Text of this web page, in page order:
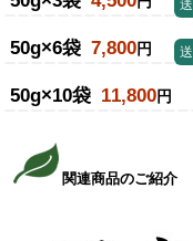
50g×6袋 7,800円
50g×10袋 11,800円